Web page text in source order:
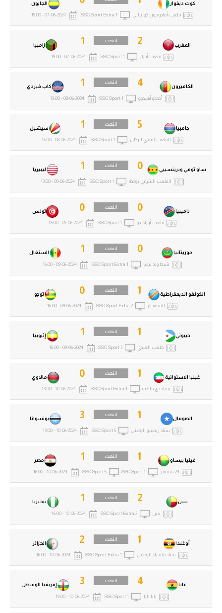
غانا 4 انتهت
إفريقيا الوسطى 3
بابا يارا SSC Sport 1
10-06-2024 - 19:00
أوغندا 1 انتهت
الجزائر 2
ستاد مانديلا الوطني SSC Sport Extra 1
10-06-2024 - 16:00
بنين 2 انتهت
نيجيريا 1
بنين SSC Sport Extra 2
10-06-2024 - 16:00
غينيا بيساو 1 انتهت
مصر 1
24 سبتمبر SSC Sport 1
SSC Sport 5
10-06-2024 - 16:00
الصومال 1 انتهت
بوتسوانا 3
ستاد زيمبيتو الوطني SSC Sport 5
10-06-2024 - 13:00
غينيا الاستوائية 1 انتهت
مالاوي 0
ستاد دي مالابو SSC Sport Extra 1
10-06-2024 - 13:00
جيبوتي 1 انتهت
إثيوبيا 1
ملعب العبدي SSC Sport 3
09-06-2024 - 16:00
الكونغو الديمقراطية 1 انتهت
توجو 0
الشهداء SSC Sport Extra 2
09-06-2024 - 16:00
موريتانيا 0 انتهت
السنغال 1
شيخا ولد بيديا SSC Sport Extra 1
09-06-2024 - 16:00
ناميبيا 0 انتهت
تونس 0
ملعب أورلاندو SSC Sport 1
09-06-2024 - 16:00
ساو تومي وبرينسيبي 0 انتهت
ليبيريا 1
الملعب الشرفي بوجدة SSC Sport 1
09-06-2024 - 13:00
جامبيا 5 انتهت
سيشيل 1
الملعب البلدي لبركان SSC Sport 1
08-06-2024 - 16:00
الكاميرون 4 انتهت
كاب فيردي 1
أحمدو أهيدجو SSC Sport 1
08-06-2024 - 13:00
المغرب 2 انتهت
زامبيا 1
ملعب أدرار SSC Sport 1
07-06-2024 - 19:00
كوت ديفوار الجابون
ملعب أمادو جون كوليبالي SSC Sport Extra 1
07-06-2024 - 19:00